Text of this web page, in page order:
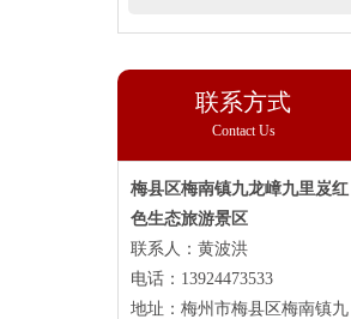
联系方式
Contact Us
梅县区梅南镇九龙嶂九里岌红
色生态旅游景区
联系人：黄波洪
电话：13924473533
地址：梅州市梅县区梅南镇九